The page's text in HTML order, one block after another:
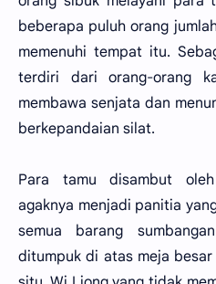
beberapa puluh orang
memenuhi tempat itu.
terdiri dari orang-orang
membawa senjata dan
berkepandaian silat.
Para tamu disambut
agaknya menjadi panitia
semua barang
ditumpuk di atas meja